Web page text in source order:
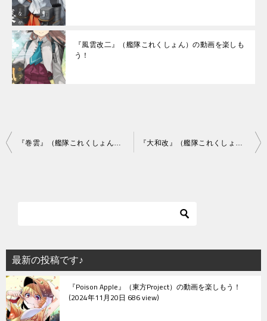
『風雲改二』（艦隊これくしょん）の動画を楽しも
う！
投
シ
ョ
ン
最新の投稿です♪
『Poison Apple』（東方Project）の動画を楽しもう！
2024年11月20日 686 view